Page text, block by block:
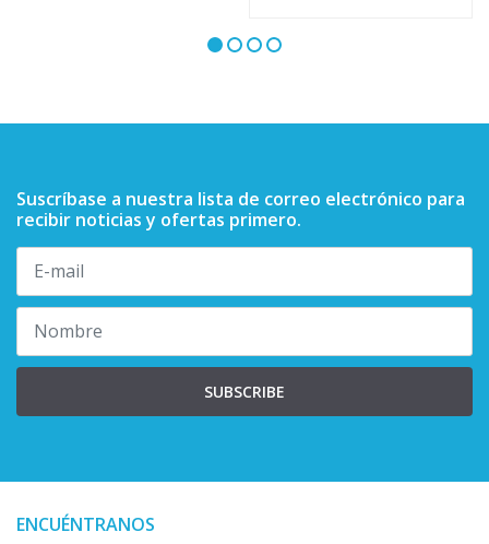
Suscríbase a nuestra lista de correo electrónico para
recibir noticias y ofertas primero.
SUBSCRIBE
ENCUÉNTRANOS